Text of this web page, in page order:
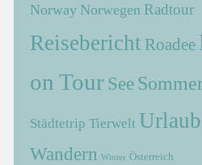
Norway Norwegen Radtour
Reisebericht Roadee
on Tour See
Städtetrip Tierwelt Urlaub
Wandern Winter Österreich